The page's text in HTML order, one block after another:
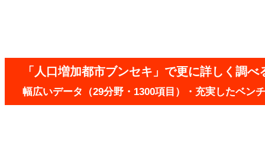
「人口増加都市ブンセキ」で更に詳しく調べ
幅広いデータ（29分野・1300項目）・充実したベン